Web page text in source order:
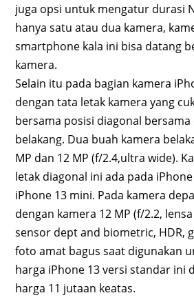
juga opsi untuk mengatur durasi
hanya satu atau dua kamera,
smartphone kala ini bisa datang
kamera.
Selain itu pada bagian kamera
dengan tata letak kamera yang
bersama posisi diagonal
belakang. Dua buah kamera
MP dan 12 MP (f/2.4,ultra wide).
letak diagonal ini ada pada
iPhone 13 mini. Pada kamera
dengan kamera 12 MP (f/2.2,
sensor dept and biometric, HDR,
foto amat bagus saat digunakan
harga iPhone 13 versi standar ini
harga 11 jutaan keatas.